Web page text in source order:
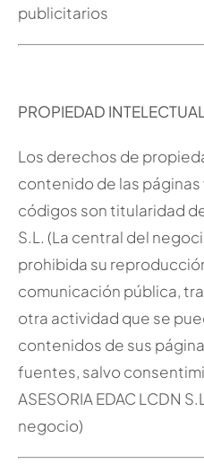
publicitarios
PROPIEDAD
Los derechos de
contenido de las
códigos son titularidad de
S.L. (La central del
prohibida su
comunicación pública,
otra actividad que se
contenidos de sus
fuentes, salvo
ASESORIA EDAC LCDN
negocio)